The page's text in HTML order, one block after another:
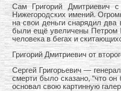
Сам Григорий Дмитриевич
Нижегородских имений.
на свои деньги снарядил
были ещё увеличены Петром I
человека в бегах и
Григорий Дмитриевич от
Сергей Григорьевич —
смерти было сказано, “что
основал свою картинную